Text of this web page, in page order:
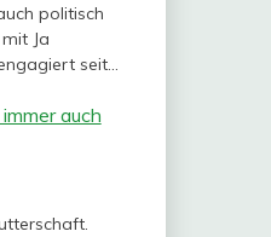
politisch
Ja
seit…
auch